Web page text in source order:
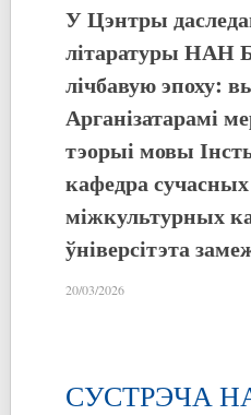
УЦэнтры
літаратуры НАН
лічбавую эпоху:
Арганізатарамі
тэорыі мовы
кафедра
міжкультурных
ўніверсітэта
20/03/2026
СУСТРЭЧА